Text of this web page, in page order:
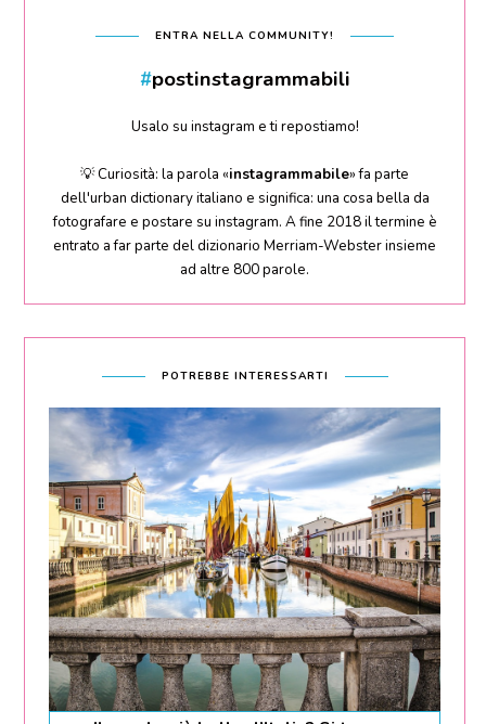
ENTRA NELLA COMMUNITY!
#postinstagrammabili
Usalo su instagram e ti repostiamo!
💡 Curiosità: la parola «instagrammabile» fa parte
dell'urban dictionary italiano e significa: una cosa bella da
fotografare e postare su instagram. A fine 2018 il termine è
entrato a far parte del dizionario Merriam-Webster insieme
ad altre 800 parole.
POTREBBE INTERESSARTI